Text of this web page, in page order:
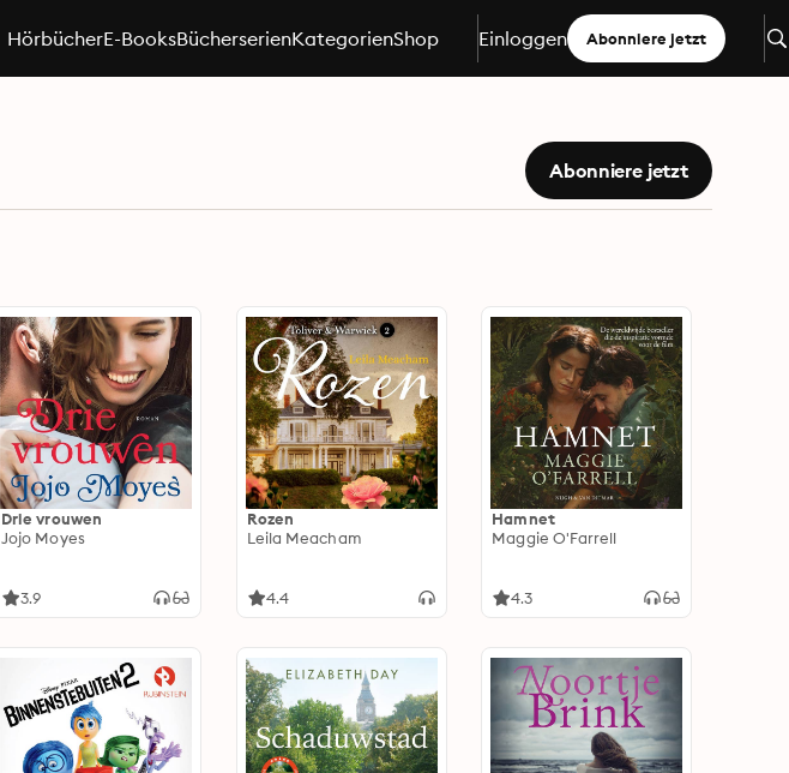
HörbücherE-BooksBücherserienKategorienShop Einloggen Abonniere jetzt
Abonniere jetzt
Drie vrouwen
Jojo Moyes
3.9
Rozen
Leila Meacham
4.4
Hamnet
Maggie O'Farrell
4.3